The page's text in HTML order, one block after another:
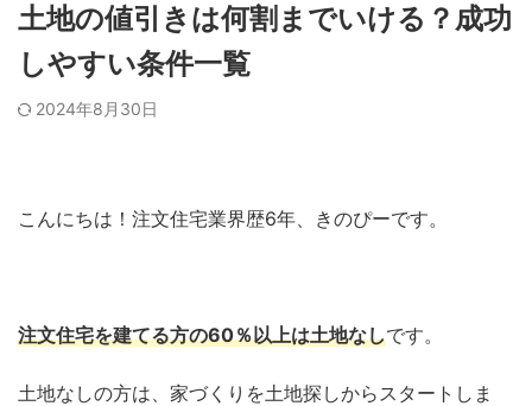
土地の値引きは何割までいける？成功
しやすい条件一覧
2024年8月30日
こんにちは！注文住宅業界歴6年、きのぴーです。
注文住宅を建てる方の60％以上は土地なしです。
土地なしの方は、家づくりを土地探しからスタートしま